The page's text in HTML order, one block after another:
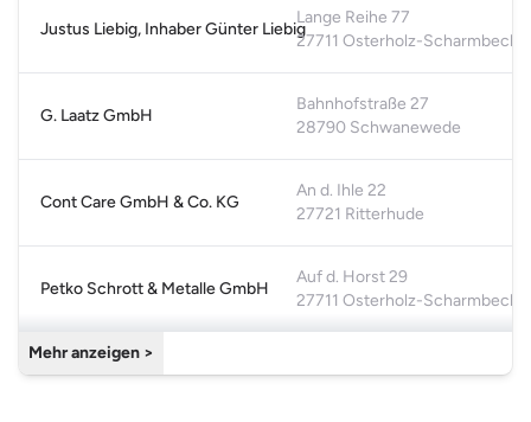
Justus Liebig, Inhaber Günter Liebig
Lange Reihe 77
27711 Osterholz-Scharmbeck
G. Laatz GmbH
Bahnhofstraße 27
28790 Schwanewede
Cont Care GmbH & Co. KG
An d. Ihle 22
27721 Ritterhude
Petko Schrott & Metalle GmbH
Auf d. Horst 29
27711 Osterholz-Scharmbeck
Mehr anzeigen >